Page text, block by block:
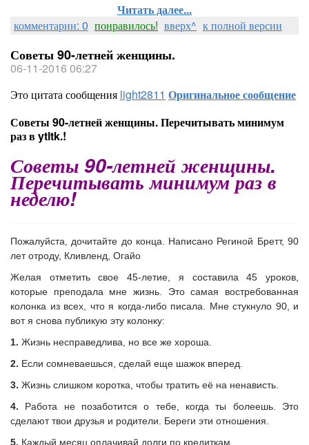
Читать далее...
комментарии: 0 понравилось! вверх^ к полной версии
Советы 90-летней женщины.
06-11-2016 06:27
Это цитата сообщения light2811 Оригинальное сообщение
Советы 90-летней женщины. Перечитывать минимум
раз в ytltk.!
Советы 90-летней женщины.
Перечитывать минимум раз в
неделю!
Пожалуйста, дочитайте до конца. Написано Региной Бретт, 90
лет отроду, Кливленд, Огайо
Желая отметить свое 45-летие, я составила 45 уроков,
которые преподала мне жизнь. Это самая востребованная
колонка из всех, что я когда-либо писала. Мне стукнуло 90, и
вот я снова публикую эту колонку:
1. Жизнь несправедлива, но все же хороша.
2. Если сомневаешься, сделай еще шажок вперед.
3. Жизнь слишком коротка, чтобы тратить её на ненависть.
4. Работа не позаботится о тебе, когда ты болеешь. Это
сделают твои друзья и родители. Береги эти отношения.
5. Каждый месяц оплачивай долги по кредиткам.